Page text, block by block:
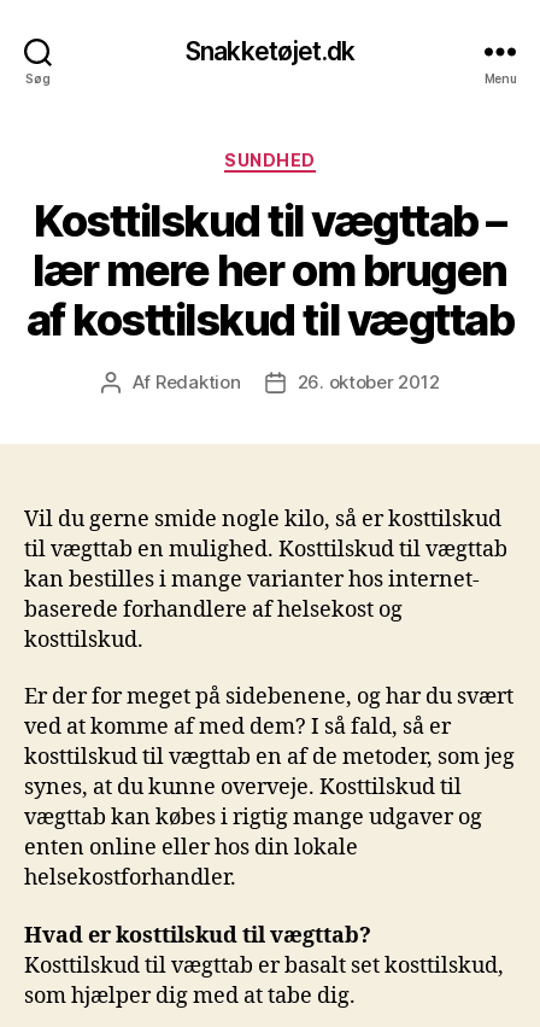
Søg
Snakketøjet.dk
Menu
Kategorier
SUNDHED
Kosttilskud til vægttab –
lær mere her om brugen
af kosttilskud til vægttab
Indlægsforfatter
Af Redaktion Indlægsdato
26. oktober 2012
Vil du gerne smide nogle kilo, så er kosttilskud
til vægttab en mulighed. Kosttilskud til vægttab
kan bestilles i mange varianter hos internet-
baserede forhandlere af helsekost og
kosttilskud.
Er der for meget på sidebenene, og har du svært
ved at komme af med dem? I så fald, så er
kosttilskud til vægttab en af de metoder, som jeg
synes, at du kunne overveje. Kosttilskud til
vægttab kan købes i rigtig mange udgaver og
enten online eller hos din lokale
helsekostforhandler.
Hvad er kosttilskud til vægttab?
Kosttilskud til vægttab er basalt set kosttilskud,
som hjælper dig med at tabe dig.